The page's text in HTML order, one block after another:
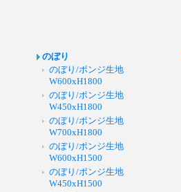
のぼり
のぼり/ポンジ生地
W600xH1800
のぼり/ポンジ生地
W450xH1800
のぼり/ポンジ生地
W700xH1800
のぼり/ポンジ生地
W600xH1500
のぼり/ポンジ生地
W450xH1500